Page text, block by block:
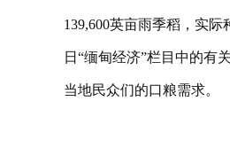
139,600英亩雨季稻，实
日“缅甸经济”栏目中的有
当地民众们的口粮需求。